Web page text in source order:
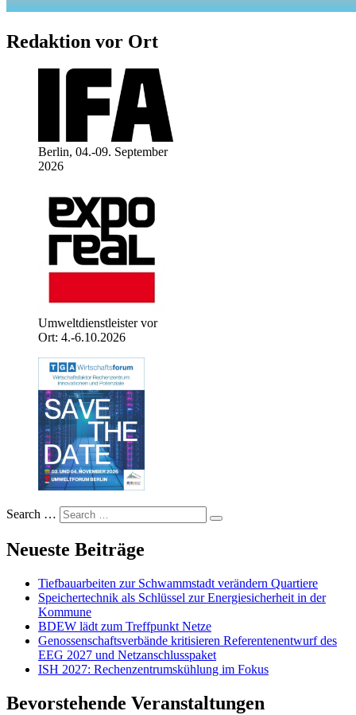
Redaktion vor Ort
Berlin, 04.-09. September
2026
Umweltdienstleister vor
Ort: 4.-6.10.2026
Search …
Neueste Beiträge
Tiefbauarbeiten zur Schwammstadt verändern Quartiere
Speichertechnik als Schlüssel zur Energiesicherheit in der
Kommune
BDEW lädt zum Treffpunkt Netze
Genossenschaftsverbände kritisieren Referentenentwurf des
EEG 2027 und Netzanschlusspaket
ISH 2027: Rechenzentrumskühlung im Fokus
Bevorstehende Veranstaltungen